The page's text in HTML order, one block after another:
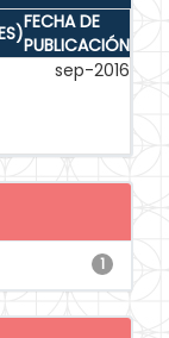
FECHA DE
PUBLICACIÓN
sep-2016
1